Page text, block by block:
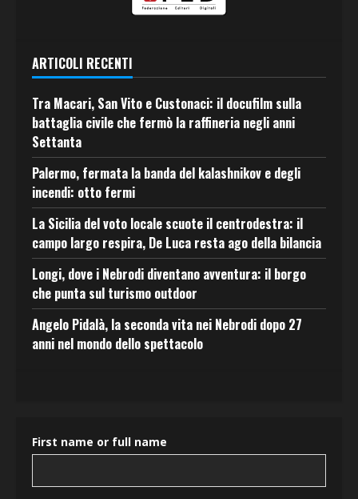
ARTICOLI RECENTI
Tra Macari, San Vito e Custonaci: il docufilm sulla
battaglia civile che fermò la raffineria negli anni
Settanta
Palermo, fermata la banda del kalashnikov e degli
incendi: otto fermi
La Sicilia del voto locale scuote il centrodestra: il
campo largo respira, De Luca resta ago della bilancia
Longi, dove i Nebrodi diventano avventura: il borgo
che punta sul turismo outdoor
Angelo Pidalà, la seconda vita nei Nebrodi dopo 27
anni nel mondo dello spettacolo
First name or full name